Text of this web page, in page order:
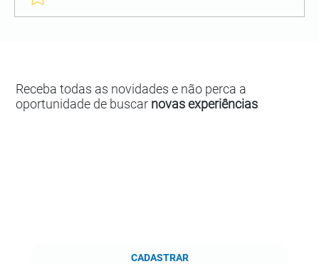
Receba todas as novidades e não perca a
oportunidade de buscar novas experiências
CADASTRAR